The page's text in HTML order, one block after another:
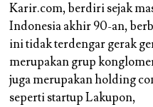
Karir.com, berdiri sejak
Indonesia akhir 90-an,
ini tidak terdengar gerak
merupakan grup
juga merupakan holding
seperti startup Lakupon,